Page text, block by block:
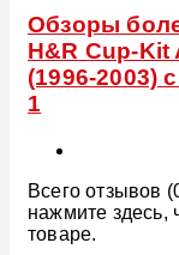
Обзоры
H&R Cup-Kit
(1996-2003)
1
Всего отзывов
нажмите здесь,
товаре.